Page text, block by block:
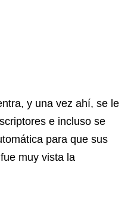
y una vez ahí, se le
e incluso se
para que sus
muy vista la